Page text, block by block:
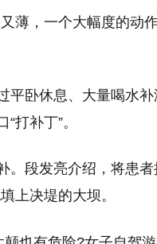
薄，一个大幅度的动
平卧休息、大量喝水
打补丁”。
。段发亮介绍，将患
上决堤的大坝。